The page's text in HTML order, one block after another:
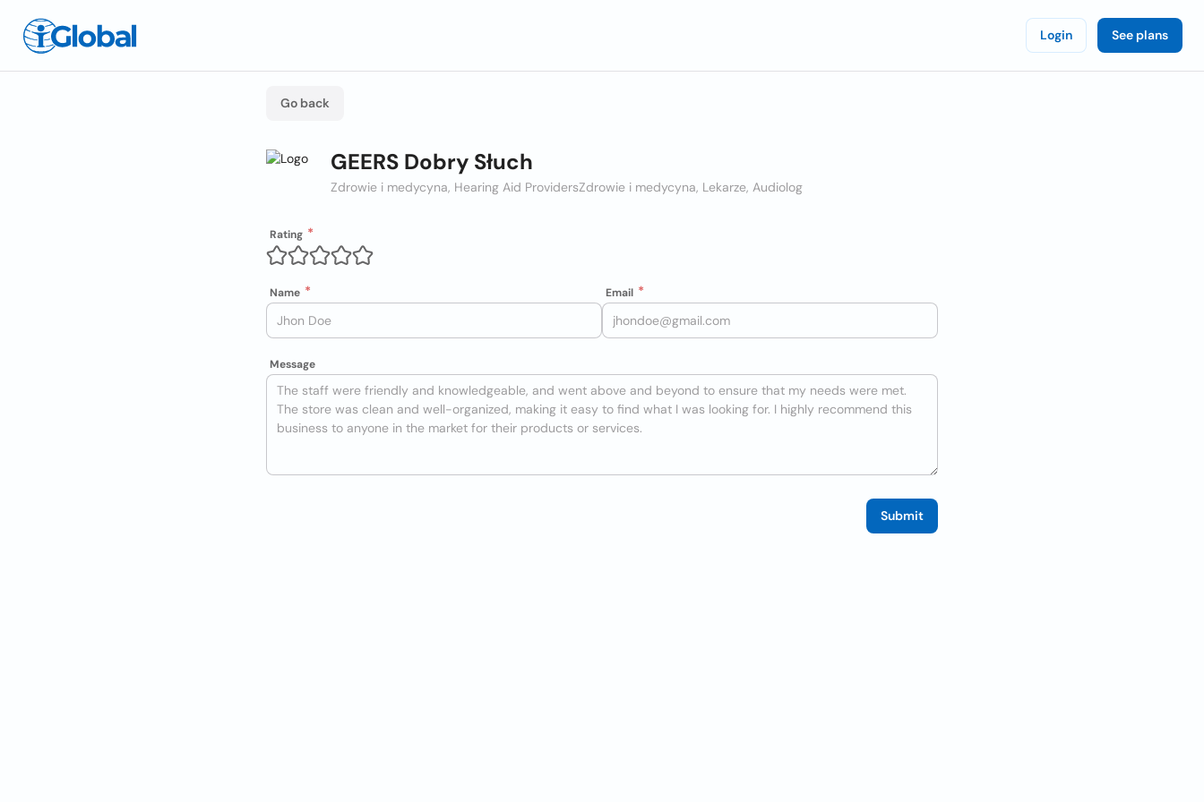
Login See plans
Go back
GEERS Dobry Słuch
Zdrowie i medycyna, Hearing Aid ProvidersZdrowie i medycyna, Lekarze, Audiolog
Rating
Name Email
Message
Submit